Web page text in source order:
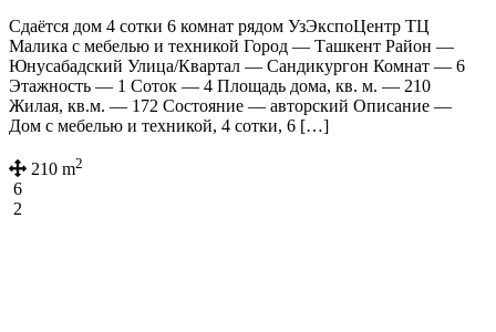
Сдаётся дом 4 сотки 6 комнат рядом УзЭкспоЦентр ТЦ
Малика с мебелью и техникой Город — Ташкент Район —
Юнусабадский Улица/Квартал — Сандикургон Комнат — 6
Этажность — 1 Соток — 4 Площадь дома, кв. м. — 210
Жилая, кв.м. — 172 Состояние — авторский Описание —
Дом с мебелью и техникой, 4 сотки, 6 […]
210 m2
6
2